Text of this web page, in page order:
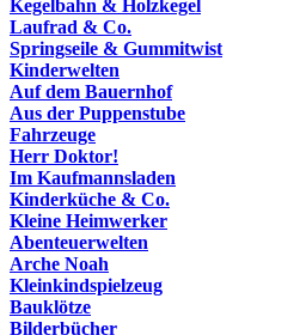
Kegelbahn & Holzkegel
Laufrad & Co.
Springseile & Gummitwist
Kinderwelten
Auf dem Bauernhof
Aus der Puppenstube
Fahrzeuge
Herr Doktor!
Im Kaufmannsladen
Kinderküche & Co.
Kleine Heimwerker
Abenteuerwelten
Arche Noah
Kleinkindspielzeug
Bauklötze
Bilderbücher